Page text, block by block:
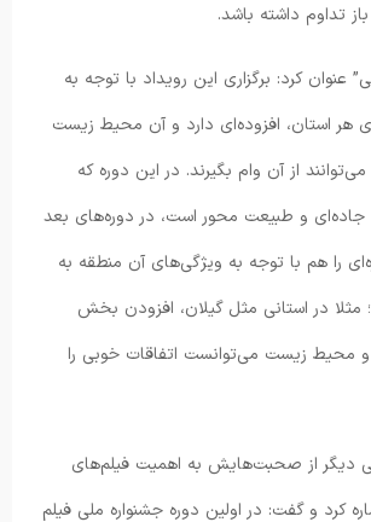
تداوم داشته باشد.
عنوان کرد: برگزاری این رویداد با توجه به
هر استان، افزوده‌ای دارد و آن محیط زیست
از آن وام بگیرند. در این دوره که
جاده‌ای و طبیعت محور است، در دوره‌های بعد
را هم با توجه به ویژگی‌های آن منطقه به
مثلا در استانی مثل گیلان، افزودن بخش
و محیط زیست می‌توانست اتفاقات خوبی را
دیگر از صحبت‌هایش به اهمیت فیلم‌های
کرد و گفت: در اولین دوره جشنواره ملی فیلم